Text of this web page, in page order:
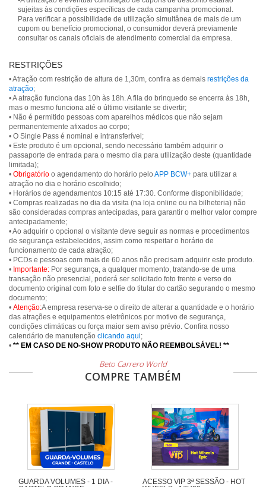
sujeitas às condições específicas de cada campanha promocional.
Para verificar a possibilidade de utilização simultânea de mais de um
cupom ou benefício promocional, o consumidor deverá previamente
consultar os canais oficiais de atendimento comercial da empresa.
RESTRIÇÕES
• Atração com restrição de altura de 1,30m, confira as demais restrições da
atração;
• A atração funciona das 10h às 18h. A fila do brinquedo se encerra às 18h,
mas o mesmo funciona até o último visitante se divertir;
• Não é permitido pessoas com aparelhos médicos que não sejam
permanentemente afixados ao corpo;
• O Single Pass é nominal e intransferível;
• Este produto é um opcional, sendo necessário também adquirir o
passaporte de entrada para o mesmo dia para utilização deste (quantidade
limitada);
• Obrigatório o agendamento do horário pelo APP BCW+ para utilizar a
atração no dia e horário escolhido;
• Horários de agendamentos 10:15 até 17:30. Conforme disponibilidade;
• Compras realizadas no dia da visita (na loja online ou na bilheteria) não
são consideradas compras antecipadas, para garantir o melhor valor compre
antecipadamente;
• Ao adquirir o opcional o visitante deve seguir as normas e procedimentos
de segurança estabelecidos, assim como respeitar o horário de
funcionamento de cada atração;
• PCDs e pessoas com mais de 60 anos não precisam adquirir este produto.
• Importante: Por segurança, a qualquer momento, tratando-se de uma
transação não presencial, poderá ser solicitado foto frente e verso do
documento original com foto e selfie do titular do cartão segurando o mesmo
documento;
• Atenção:A empresa reserva-se o direito de alterar a quantidade e o horário
das atrações e equipamentos eletrônicos por motivo de segurança,
condições climáticas ou força maior sem aviso prévio. Confira nosso
calendário de manutenção clicando aqui;
• ** EM CASO DE NO-SHOW PRODUTO NÃO REEMBOLSÁVEL! **
Beto Carrero World
COMPRE TAMBÉM
GUARDA VOLUMES - 1 DIA -
ACESSO VIP 3ª SESSÃO - HOT